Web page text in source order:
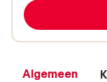
Algemeen